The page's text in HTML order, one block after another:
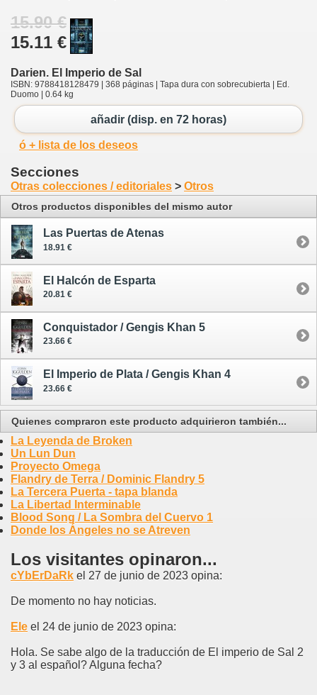
15.90 €
15.11 €
Darien. El Imperio de Sal
ISBN: 9788418128479 | 368 páginas | Tapa dura con sobrecubierta | Ed.
Duomo | 0.64 kg
añadir (disp. en 72 horas)
ó + lista de los deseos
Secciones
Otras colecciones / editoriales > Otros
Otros productos disponibles del mismo autor
Las Puertas de Atenas
18.91 €
El Halcón de Esparta
20.81 €
Conquistador / Gengis Khan 5
23.66 €
El Imperio de Plata / Gengis Khan 4
23.66 €
Quienes compraron este producto adquirieron también...
La Leyenda de Broken
Un Lun Dun
Proyecto Omega
Flandry de Terra / Dominic Flandry 5
La Tercera Puerta - tapa blanda
La Libertad Interminable
Blood Song / La Sombra del Cuervo 1
Donde los Ángeles no se Atreven
Los visitantes opinaron...
cYbErDaRk el 27 de junio de 2023 opina:
De momento no hay noticias.
Ele el 24 de junio de 2023 opina:
Hola. Se sabe algo de la traducción de El imperio de Sal 2
y 3 al español? Alguna fecha?